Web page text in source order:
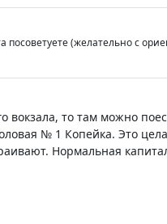
посоветуете (желательно с
вокзала, то там можно
№ 1 Копейка. Это
Нормальная